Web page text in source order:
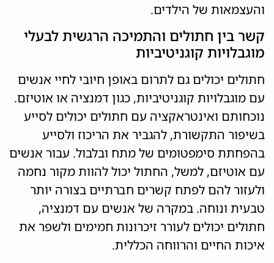
והעצמאות של הילדים.
קשר בין חתולים והתמיכה הרגשית לבעלי
מוגבלויות קוגניטיביות
חתולים יכולים גם לתרום באופן חיובי לחיי אנשים
עם מוגבלויות קוגניטיביות, כגון דמנציה או אוטיזם.
נוכחותם ואינטראקציה עם חתולים יכולים לסייע
בשיפור התקשורת, להגביר את הריכוז ולסייע
בהפחתת סימפטומים של מתח ובלבול. עבור אנשים
עם אוטיזם, למשל, החתול יכול להוות מקור נחמה
ולעזור להם לפתח קשרים חברתיים בצורה יותר
טבעית ונוחה. במקרה של אנשים עם דמנציה,
חתולים יכולים לעורר זיכרונות חמימים ולשפר את
איכות החיים והרווחה הכללית.